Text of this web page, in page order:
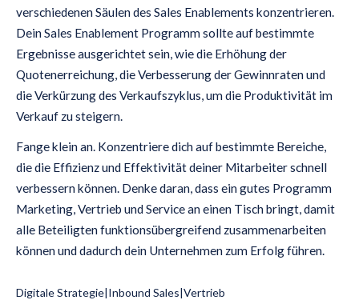
verschiedenen Säulen des Sales Enablements konzentrieren.
Dein Sales Enablement Programm sollte auf bestimmte
Ergebnisse ausgerichtet sein, wie die Erhöhung der
Quotenerreichung, die Verbesserung der Gewinnraten und
die Verkürzung des Verkaufszyklus, um die Produktivität im
Verkauf zu steigern.
Fange klein an. Konzentriere dich auf bestimmte Bereiche,
die die Effizienz und Effektivität deiner Mitarbeiter schnell
verbessern können. Denke daran, dass ein gutes Programm
Marketing, Vertrieb und Service an einen Tisch bringt, damit
alle Beteiligten funktionsübergreifend zusammenarbeiten
können und dadurch dein Unternehmen zum Erfolg führen.
Digitale Strategie|Inbound Sales|Vertrieb